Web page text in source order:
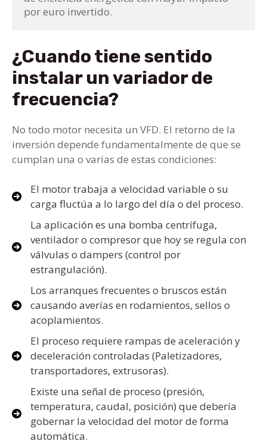
por euro invertido.
¿Cuando tiene sentido
instalar un variador de
frecuencia?
No todo motor necesita un VFD. El retorno de la
inversión depende fundamentalmente de que se
cumplan una o varias de estas condiciones:
El motor trabaja a velocidad variable o su
carga fluctúa a lo largo del día o del proceso.
La aplicación es una bomba centrífuga,
ventilador o compresor que hoy se regula con
válvulas o dampers (control por
estrangulación).
Los arranques frecuentes o bruscos están
causando averías en rodamientos, sellos o
acoplamientos.
El proceso requiere rampas de aceleración y
deceleración controladas (Paletizadores,
transportadores, extrusoras).
Existe una señal de proceso (presión,
temperatura, caudal, posición) que debería
gobernar la velocidad del motor de forma
automática.